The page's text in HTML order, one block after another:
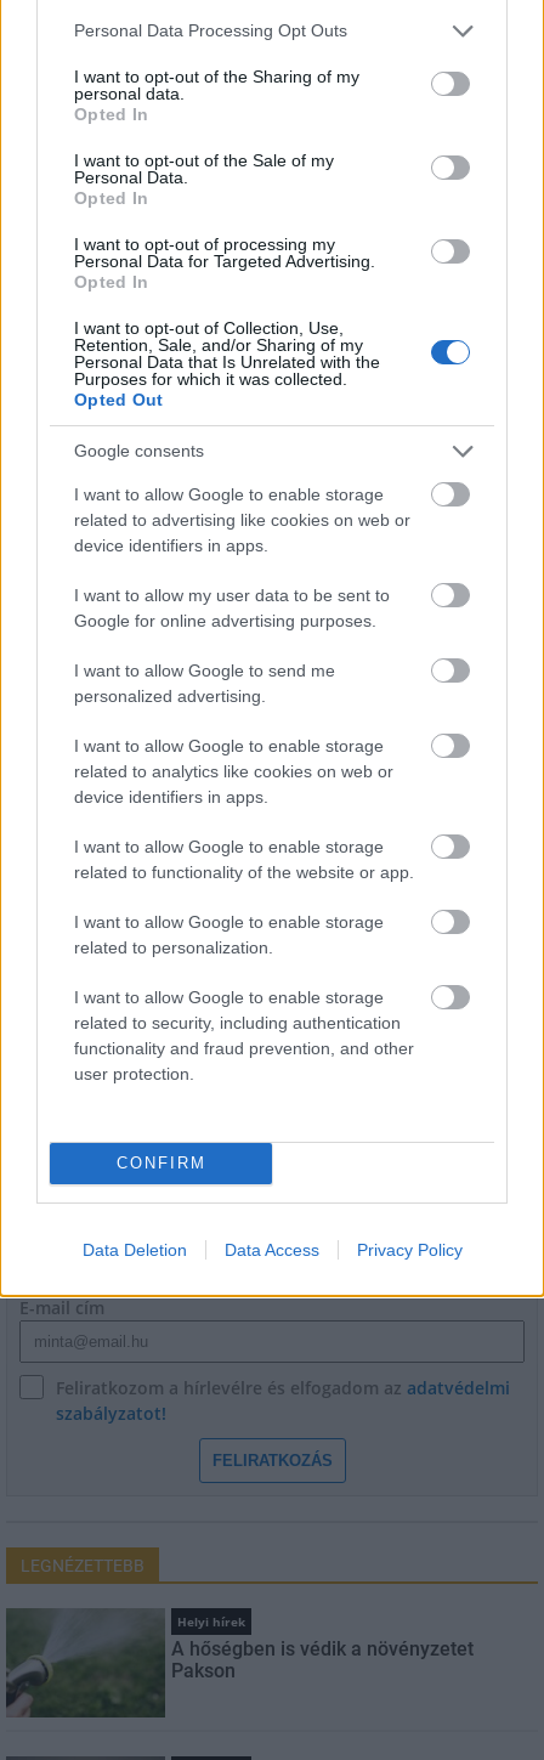
Please note that this website/app uses one or more Google
not limited to your visit or usage behaviour. You may click to
grant or deny consent to Google and its third-party tags to
use your data for below specified purposes in below Google
consent section.
Personal Data Processing Opt Outs
I want to opt-out of the Sharing of my
personal data.
Opted In
I want to opt-out of the Sale of my
Personal Data.
Opted In
I want to opt-out of processing my
Personal Data for Targeted Advertising.
Opted In
I want to opt-out of Collection, Use,
Retention, Sale, and/or Sharing of my
Personal Data that Is Unrelated with the
Purposes for which it was collected.
Opted Out
Google consents
I want to allow Google to enable storage
related to advertising like cookies on web or
device identifiers in apps.
I want to allow my user data to be sent to
Google for online advertising purposes.
I want to allow Google to send me
personalized advertising.
I want to allow Google to enable storage
related to analytics like cookies on web or
device identifiers in apps.
I want to allow Google to enable storage
related to functionality of the website or app.
I want to allow Google to enable storage
related to personalization.
I want to allow Google to enable storage
related to security, including authentication
functionality and fraud prevention, and other
user protection.
CONFIRM
Data Deletion Data Access Privacy Policy
BKK KM Építő Kft. Főmterv Mérnöki Tervező Zrt.
Látványos építési szakasz indult be a Flórián téri
felüljárón
A tartós nyári hőség jelentős kihívás elé állítja a KM Építőt,
ennek ellenére folyamatosan halad az aszfaltozás.
mérföldköve a felülvizsgálat
árnyékában?
Elkészült a Liszt Ferenc repülőtér
közműhálózatának fejlesztése
Látlelet a hazai víziközművekről?
Egyetlen, fél évszázados vezetéken
múlt Bicske vízellátása
Mohács a csata ötszázadik
évfordulójára
E-mail cím
Feliratkozom a hírlevélre és elfogadom az adatvédelmi
szabályzatot!
FELIRATKOZÁS
LEGNÉZETTEBB
Helyi hírek
A hőségben is védik a növényzetet
Pakson